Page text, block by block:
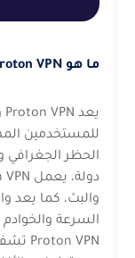
ما هو Proton VPN ؟
للمستخدمين
السرعة